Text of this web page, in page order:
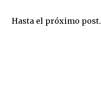
Hasta el próximo post.